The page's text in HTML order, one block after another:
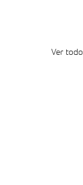
Ver todo